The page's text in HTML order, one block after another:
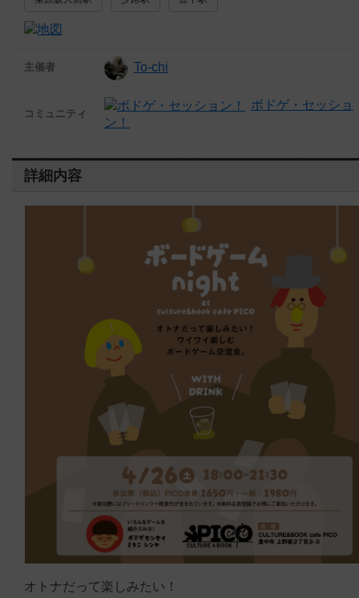
主催者 To-chi
コミュニティ
ボドゲ・セッショ
ン！
詳細内容
オトナだって楽しみたい！